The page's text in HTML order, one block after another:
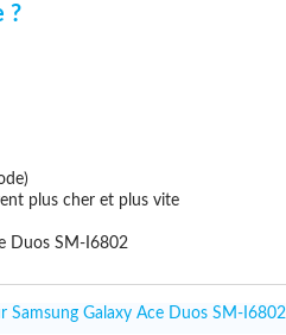
?
plus cher et plus vite
Duos SM-I6802
Samsung Galaxy Ace Duos SM-I6802